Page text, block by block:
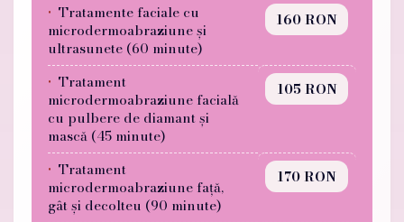
Tratamente faciale cu
microdermoabraziune și
ultrasunete (60 minute)
160 RON
Tratament
microdermoabraziune facială
cu pulbere de diamant și
mască (45 minute)
105 RON
Tratament
microdermoabraziune față,
gât și decolteu (90 minute)
170 RON